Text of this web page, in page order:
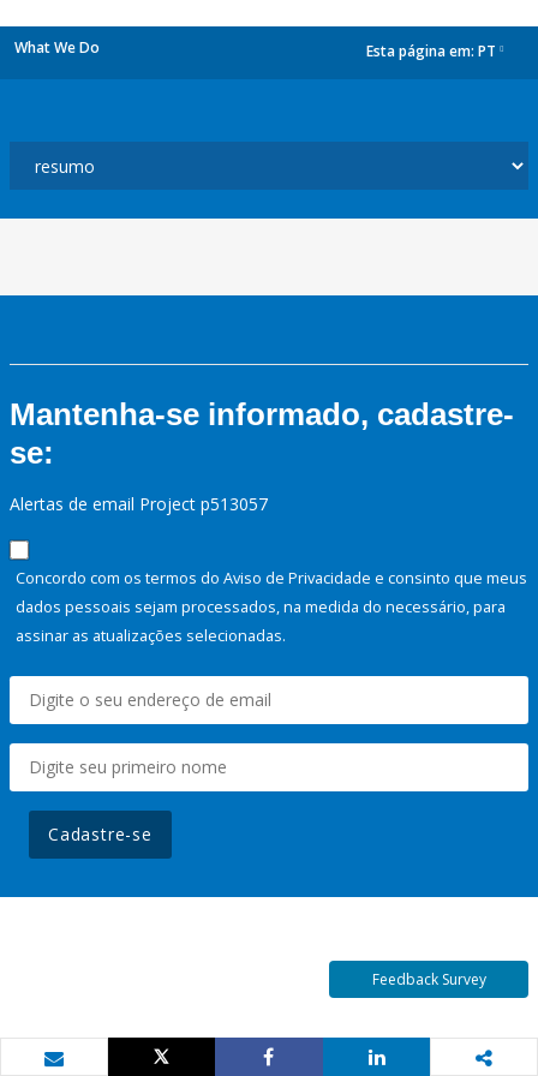
What We Do Esta página em: PT
Mantenha-se informado, cadastre-
se:
Alertas de email Project p513057
Concordo com os termos do Aviso de Privacidade e consinto que meus
dados pessoais sejam processados, na medida do necessário, para
assinar as atualizações selecionadas.
Cadastre-se
Feedback Survey